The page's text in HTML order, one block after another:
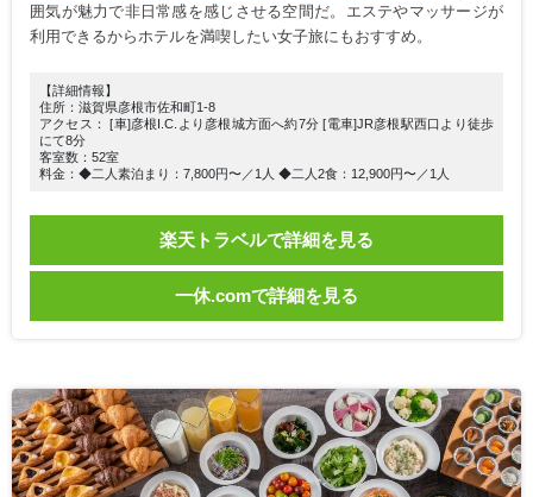
囲気が魅力で非日常感を感じさせる空間だ。エステやマッサージが
利用できるからホテルを満喫したい女子旅にもおすすめ。
【詳細情報】
住所：滋賀県彦根市佐和町1-8
アクセス： [車]彦根I.C.より彦根城方面へ約7分 [電車]JR彦根駅西口より徒歩
にて8分
客室数：52室
料金：◆二人素泊まり：7,800円〜／1人 ◆二人2食：12,900円〜／1人
楽天トラベルで詳細を見る
一休.comで詳細を見る